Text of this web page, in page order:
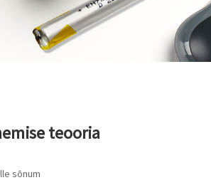
teooria
sõnum